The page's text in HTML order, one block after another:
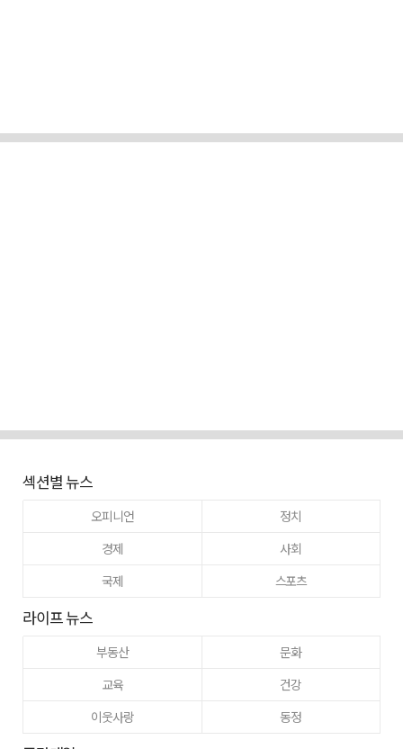
섹션별 뉴스
오피니언
정치
경제
사회
국제
스포츠
라이프 뉴스
부동산
문화
교육
건강
이웃사랑
동정